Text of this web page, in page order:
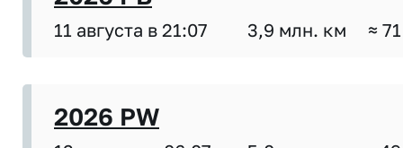
11 августа в 21:07 3,9 млн. км ≈
2026 PW